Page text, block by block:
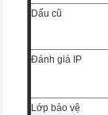
Dấu cũ
Đánh giá IP
Lớp bảo vệ